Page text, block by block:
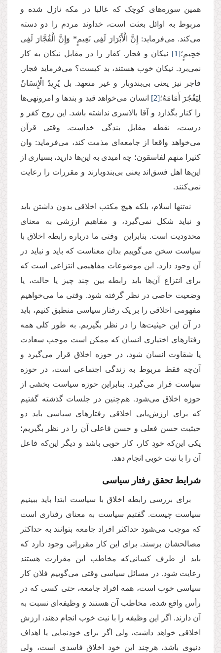
همین سوره‌های کوچک که غالبا در مکه نازل شده و
مربوط به اوائل بعثت است، خداوند مردم را دو دسته
می‌کند. می‌فرماید: إِنَّ الْأَبْرَارَ لَفِی نَعِیمٍ* وَإِنَّ الْفُجَّارَ لَفِی
جَحِیمٍ؛[1] نیکان و فجار. کفار را در مقابل نیکان به کار
نمی‌برد. نیکان خوب هستند، بد کیست؟ می‌فرماید فجار.
فاجر نیز یعنی بی‌بندوبار و غیر متعهد. بل یُرِیدُ الْإِنسَانُ
لِیَفْجُرَ أَمَامَهُ؛[2] انسان می‌خواهد قید و بندها و امرونهی‌ها
را کنار بگذارد و آقا بالاسری نداشته باشد. این روح کفر و
درست، نقطه مقابل بندگی خداست. وقتی قرآن
می‌خواهد واقعا از جامعه‌ای مذمت کند، می‌فرماید: وان
کثیرا منهم لفاسقون؛ چه امیدی به این‌ها دارید، بسیاری‌ از
این‌ها اهل فسق‌اند یعنی بی‌بندوبارند و مقررات را رعایت
نمی‌کنند.
نه‌تنها اسلام، بلکه هیچ مکتب اخلاقی بدون داشتن باید
و نباید شکل نمی‌گیرد، و مفاهیم ارزشی به معنای
محدودیت است. بنابراین وقتی ما درباره رابطه اخلاق با
سیاست سخن می‌گوییم بدان معناست که باید و نباید در
آن وجود دارد. این موضوعات مفاهیمی انتزاعی است که
برای انتزاع آن‌ها باید رابطه بین چند چیز یا حالت، یا
وضعیت خاصی در نظر گرفته شود. وقتی ما می‌خواهیم
مفهومی اخلاقی را بر یک رفتار سیاسی منطبق کنیم، باید
در آن این حیثیت‌ها را در نظر بگیریم. به طور کلی همه
رفتارهای اختیاری انسان که ممکن است موجب سعادت
یا شقاوت انسان شود، در حوزه اخلاق قرار می‌گیرد و
آنچه فقط مربوط به زندگی اجتماعی است، در حوزه
سیاست قرار می‌گیرد. بنابراین حوزه سیاست بخشی از
حوزه اخلاق می‌شود. هم‌چنین در جلسات گذشته گفتیم
که برای ارزش‌یابی اخلاقی رفتارهای سیاسی باید دو
حیثیت حسن فعلی و حسن فاعلی آن را در نظر بگیریم؛
یکی این‌که خودِ کار، کار خوبی باشد و دیگر این‌که فاعل
آن را با نیت خوبی انجام دهد.
شرایط تحقق رفتار سیاسی
برای بررسی رابطه اخلاق با سیاست ابتدا باید ببینیم
سیاست چیست. گفتیم سیاست به معنای رفتاری است
که موجب می‌شود حداکثر افراد جامعه بتوانند به حداکثر
مصالحشان برسند. برای این کار مقرراتی وجود دارد که
باید از طرف کسانی‌که مخاطب این مقرارت هستند
رعایت شود. در مسائل سیاسی وقتی می‌گوییم فلان کار
سیاسی خوب است، همه افراد جامعه، حتی کسی که در
رأس واقع شده، مخاطب آن هستند و وظیفه‌ای نسبت به
آن دارند. اگر این وظیفه را با نیت خوب انجام دهند، ارزش
اخلاقی خواهد داشت، ولی اگر برای خودنمایی یا اهداف
دنیوی باشد، هرچند این خود اخلاق فاسدی است، ولی